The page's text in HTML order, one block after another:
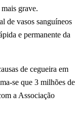
grave.
de vasos sanguíneos
e permanente da
de cegueira em
se que 3 milhões de
a Associação